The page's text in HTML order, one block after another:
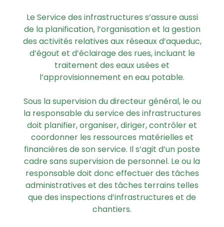
Le Service des infrastructures s’assure aussi
de la planification, l’organisation et la gestion
des activités relatives aux réseaux d’aqueduc,
d’égout et d’éclairage des rues, incluant le
traitement des eaux usées et
l’approvisionnement en eau potable.
Sous la supervision du directeur général, le ou
la responsable du service des infrastructures
doit planifier, organiser, diriger, contrôler et
coordonner les ressources matérielles et
financières de son service. Il s’agit d’un poste
cadre sans supervision de personnel. Le ou la
responsable doit donc effectuer des tâches
administratives et des tâches terrains telles
que des inspections d’infrastructures et de
chantiers.